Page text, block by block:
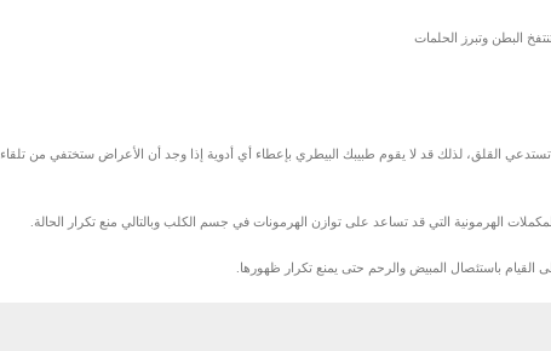
البطن وتبرز الحلمات
القلق، لذلك قد لا يقوم طبيبك البيطري بإعطاء أي أدوية إذا وجد أن الأعراض ستختفي من تلقاء
الهرمونية التي قد تساعد على توازن الهرمونات في جسم الكلب وبالتالي منع تكرار الحالة.
باستئصال المبيض والرحم حتى يمنع تكرار ظهورها.